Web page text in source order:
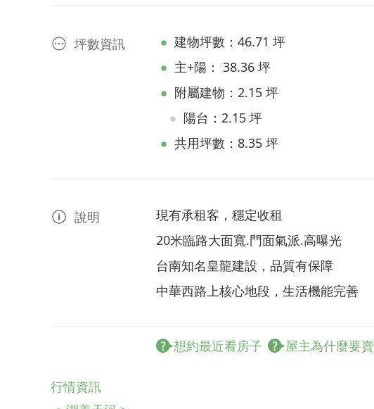
坪數資訊
建物坪數：46.71 坪
主+陽： 38.36 坪
附屬建物：2.15 坪
陽台：2.15 坪
共用坪數：8.35 坪
說明
現有承租客，穩定收租
20米臨路大面寬.門面氣派.高曝光
台南知名皇龍建設，品質有保障
中華西路上核心地段，生活機能完善
想約最近看房子 屋主為什麼要賣
行情資訊